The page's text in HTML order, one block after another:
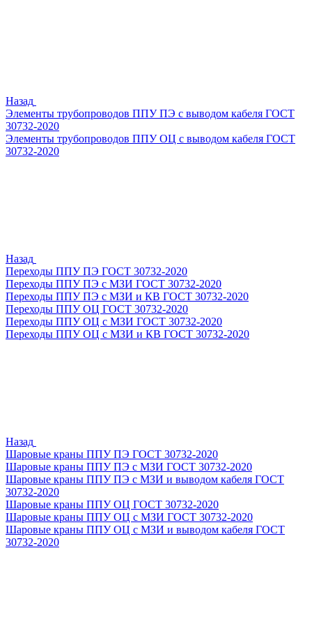
Назад
Элементы трубопроводов ППУ ПЭ с выводом кабеля ГОСТ
30732-2020
Элементы трубопроводов ППУ ОЦ с выводом кабеля ГОСТ
30732-2020
Назад
Переходы ППУ ПЭ ГОСТ 30732-2020
Переходы ППУ ПЭ с МЗИ ГОСТ 30732-2020
Переходы ППУ ПЭ с МЗИ и КВ ГОСТ 30732-2020
Переходы ППУ ОЦ ГОСТ 30732-2020
Переходы ППУ ОЦ с МЗИ ГОСТ 30732-2020
Переходы ППУ ОЦ с МЗИ и КВ ГОСТ 30732-2020
Назад
Шаровые краны ППУ ПЭ ГОСТ 30732-2020
Шаровые краны ППУ ПЭ с МЗИ ГОСТ 30732-2020
Шаровые краны ППУ ПЭ с МЗИ и выводом кабеля ГОСТ
30732-2020
Шаровые краны ППУ ОЦ ГОСТ 30732-2020
Шаровые краны ППУ ОЦ с МЗИ ГОСТ 30732-2020
Шаровые краны ППУ ОЦ с МЗИ и выводом кабеля ГОСТ
30732-2020